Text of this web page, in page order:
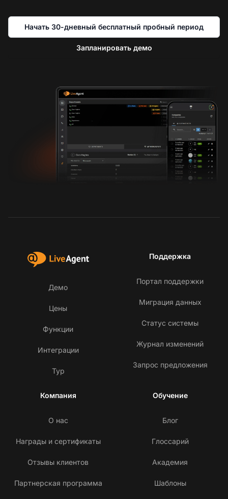
Начать 30-дневный бесплатный пробный период
Запланировать демо
Демо
Цены
Функции
Интеграции
Тур
Поддержка
Портал поддержки
Миграция данных
Статус системы
Журнал изменений
Запрос предложения
Компания
О нас
Награды и сертификаты
Отзывы клиентов
Партнерская программа
Обучение
Блог
Глоссарий
Академия
Шаблоны